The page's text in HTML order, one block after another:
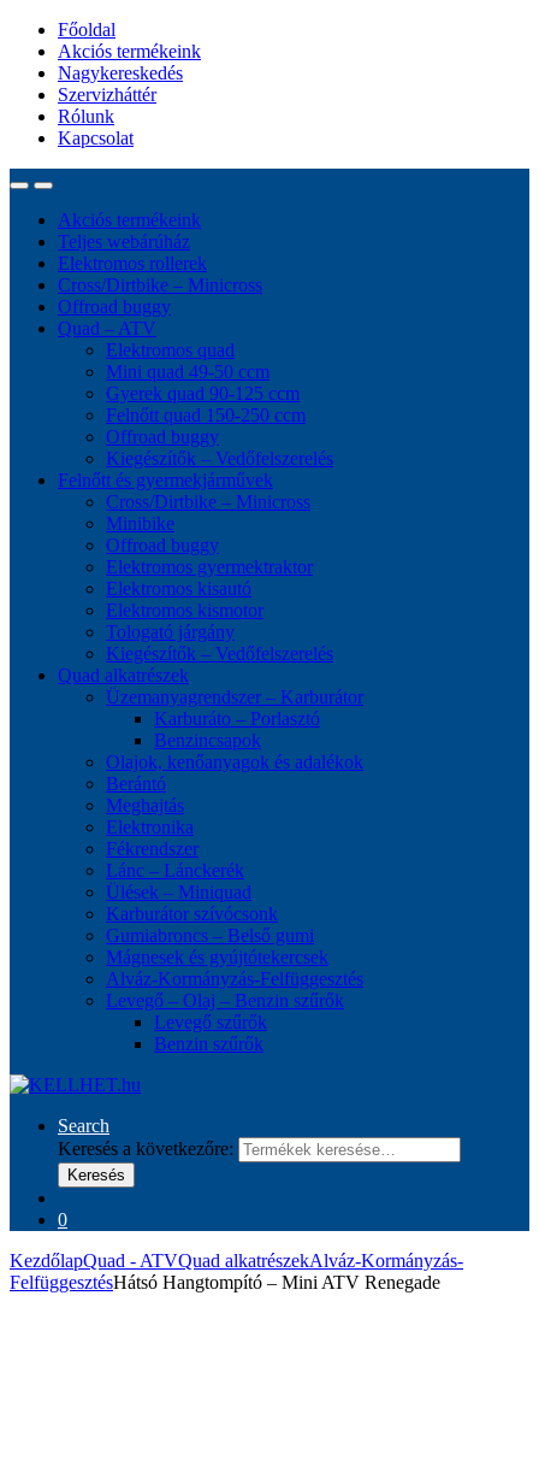
Főoldal
Akciós termékeink
Nagykereskedés
Szervizháttér
Rólunk
Kapcsolat
Akciós termékeink
Teljes webárúház
Elektromos rollerek
Cross/Dirtbike – Minicross
Offroad buggy
Quad – ATV
Elektromos quad
Mini quad 49-50 ccm
Gyerek quad 90-125 ccm
Felnőtt quad 150-250 ccm
Offroad buggy
Kiegészítők – Vedőfelszerelés
Felnőtt és gyermekjárművek
Cross/Dirtbike – Minicross
Minibike
Offroad buggy
Elektromos gyermektraktor
Elektromos kisautó
Elektromos kismotor
Tologató járgány
Kiegészítők – Vedőfelszerelés
Quad alkatrészek
Üzemanyagrendszer – Karburátor
Karburáto – Porlasztó
Benzincsapok
Olajok, kenőanyagok és adalékok
Berántó
Meghajtás
Elektronika
Fékrendszer
Lánc – Lánckerék
Ülések – Miniquad
Karburátor szívócsonk
Gumiabroncs – Belső gumi
Mágnesek és gyújtótekercsek
Alváz-Kormányzás-Felfüggesztés
Levegő – Olaj – Benzin szűrők
Levegő szűrők
Benzin szűrők
Search
Keresés a következőre:
Keresés
0
KezdőlapQuad - ATVQuad alkatrészekAlváz-Kormányzás-
FelfüggesztésHátsó Hangtompító – Mini ATV Renegade